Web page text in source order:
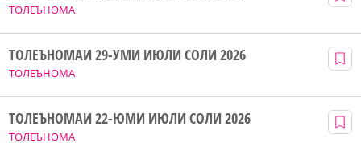
ТОЛЕЪНОМА
ТОЛЕЪНОМА
ТОЛЕЪНОМАИ 29-УМИ ИЮЛИ СОЛИ 2026
ТОЛЕЪНОМА
ТОЛЕЪНОМАИ 22-ЮМИ ИЮЛИ СОЛИ 2026